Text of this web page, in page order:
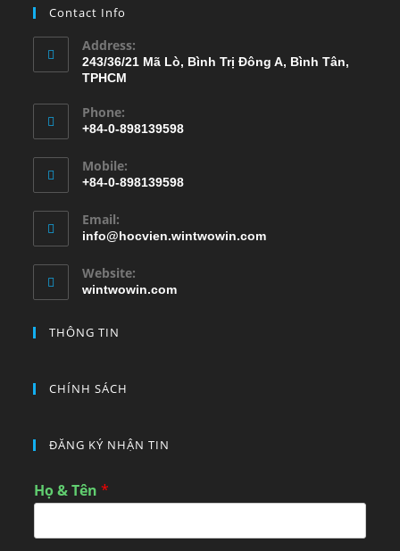
Contact Info
Address:
243/36/21 Mã Lò, Bình Trị Đông A, Bình Tân,
TPHCM
Phone:
+84-0-898139598
Mobile:
+84-0-898139598
Email:
info@hocvien.wintwowin.com
Website:
wintwowin.com
THÔNG TIN
CHÍNH SÁCH
ĐĂNG KÝ NHẬN TIN
Họ & Tên*